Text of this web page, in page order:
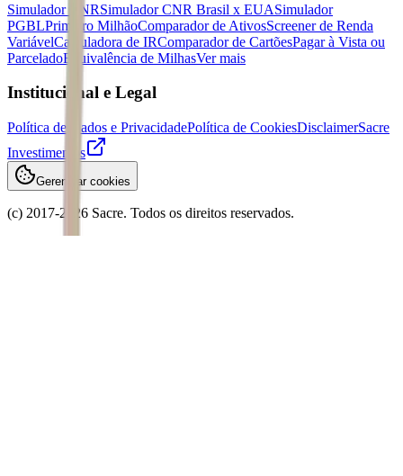
Simulador CNRSimulador CNR Brasil x EUASimulador
PGBLPrimeiro MilhãoComparador de AtivosScreener de Renda
VariávelCalculadora de IRComparador de CartõesPagar à Vista ou
ParceladoEquivalência de MilhasVer mais
Institucional e Legal
Política de Dados e PrivacidadePolítica de CookiesDisclaimerSacre
Investimentos
Gerenciar cookies
(c) 2017-2026 Sacre. Todos os direitos reservados.